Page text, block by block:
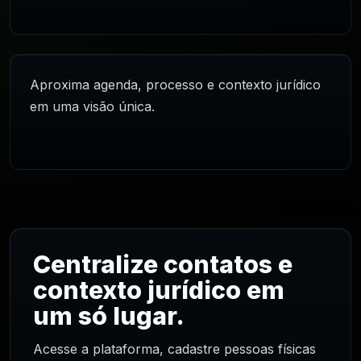
Aproxima agenda, processo e contexto jurídico
em uma visão única.
Centralize contatos e
contexto jurídico em
um só lugar.
Acesse a plataforma, cadastre pessoas físicas